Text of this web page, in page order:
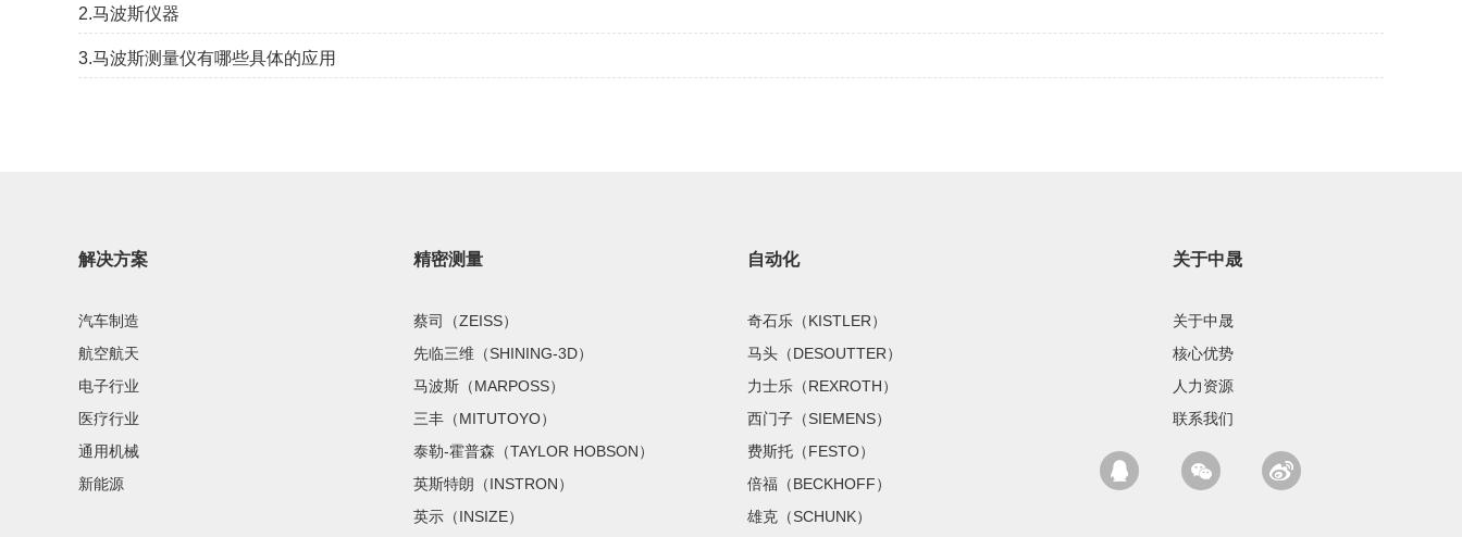
2.马波斯仪器
3.马波斯测量仪有哪些具体的应用
解决方案
汽车制造
航空航天
电子行业
医疗行业
通用机械
新能源
精密测量
蔡司（ZEISS）
先临三维（SHINING-3D）
马波斯（MARPOSS）
三丰（MITUTOYO）
泰勒-霍普森（TAYLOR HOBSON）
英斯特朗（INSTRON）
英示（INSIZE）
自动化
奇石乐（KISTLER）
马头（DESOUTTER）
力士乐（REXROTH）
西门子（SIEMENS）
费斯托（FESTO）
倍福（BECKHOFF）
雄克（SCHUNK）
关于中晟
关于中晟
核心优势
人力资源
联系我们